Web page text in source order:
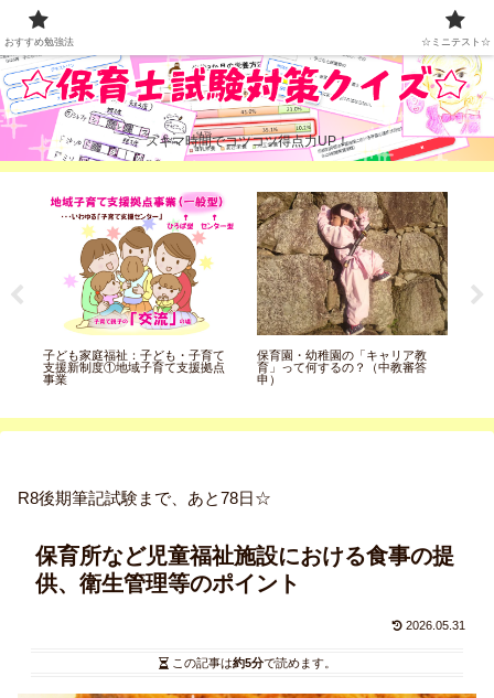
スキマ時間でコツコツ得点力UP！
子ども家庭福祉：子ども・子育て
支援新制度①地域子育て支援拠点
事業
保育園・幼稚園の「キャリア教
育」って何するの？（中教審答
申）
R8後期筆記試験まで、あと78日☆
保育所など児童福祉施設における食事の提
供、衛生管理等のポイント
2026.05.31
この記事は約5分で読めます。
おすすめ勉強法 ☆ミニテスト☆